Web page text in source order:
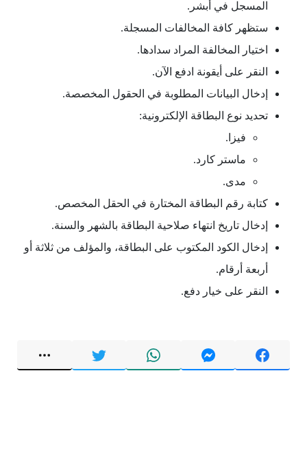
المسجل في أبشر.
ستظهر كافة المخالفات المسجلة.
اختيار المخالفة المراد سدادها.
النقر على أيقونة ادفع الآن.
إدخال البيانات المطلوبة في الحقول المخصصة.
تحديد نوع البطاقة الإلكترونية:
فيزا.
ماستر كارد.
مدى.
كتابة رقم البطاقة المختارة في الحقل المخصص.
إدخال تاريخ انتهاء صلاحية البطاقة بالشهر والسنة.
إدخال الكود المكتوب على البطاقة، والمؤلف من ثلاثة أو
أربعة أرقام.
النقر على خيار دفع.